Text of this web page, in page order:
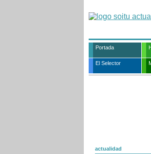
Portada
El Selector
actualidad